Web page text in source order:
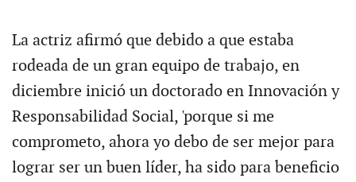
La actriz afirmó que debido a que estaba
rodeada de un gran equipo de trabajo, en
diciembre inició un doctorado en Innovación y
Responsabilidad Social, 'porque si me
comprometo, ahora yo debo de ser mejor para
lograr ser un buen líder, ha sido para beneficio